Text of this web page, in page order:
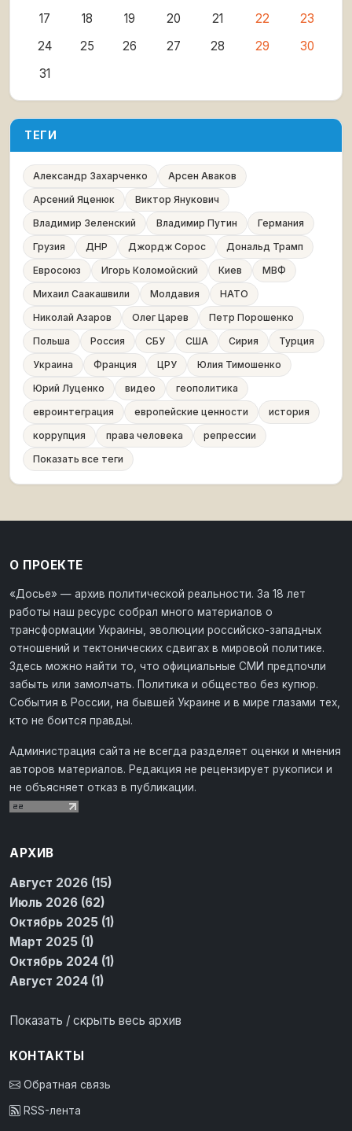
17
18 19 20 21 22
23
24
25 26 27 28 29
30
31
ТЕГИ
Александр Захарченко
Арсен Аваков
Арсений Яценюк
Виктор Янукович
Владимир Зеленский
Владимир Путин
Германия
Грузия
ДНР Джордж Сорос
Дональд Трамп
Евросоюз
Игорь Коломойский Киев
МВФ
Михаил Саакашвили
Молдавия
НАТО
Николай Азаров
Олег Царев
Петр Порошенко
Польша
Россия СБУ США Сирия
Турция
Украина
Франция ЦРУ
Юлия Тимошенко
Юрий Луценко
видео
геополитика
евроинтеграция
европейские ценности
история
коррупция
права человека
репрессии
Показать все теги
О ПРОЕКТЕ
«Досье» — архив политической реальности. За 18 лет
работы наш ресурс собрал много материалов о
трансформации Украины, эволюции российско-западных
отношений и тектонических сдвигах в мировой политике.
Здесь можно найти то, что официальные СМИ предпочли
забыть или замолчать. Политика и общество без купюр.
События в России, на бывшей Украине и в мире глазами тех,
кто не боится правды.
Администрация сайта не всегда разделяет оценки и мнения
авторов материалов. Редакция не рецензирует рукописи и
не объясняет отказ в публикации.
АРХИВ
Август 2026 (15)
Июль 2026 (62)
Октябрь 2025 (1)
Март 2025 (1)
Октябрь 2024 (1)
Август 2024 (1)
Показать / скрыть весь архив
КОНТАКТЫ
Обратная связь
RSS-лента